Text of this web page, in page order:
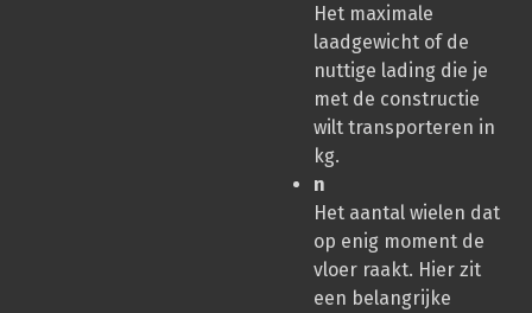
Het maximale
laadgewicht of de
nuttige lading die je
met de constructie
wilt transporteren in
kg.
n
Het aantal wielen dat
op enig moment de
vloer raakt. Hier zit
een belangrijke